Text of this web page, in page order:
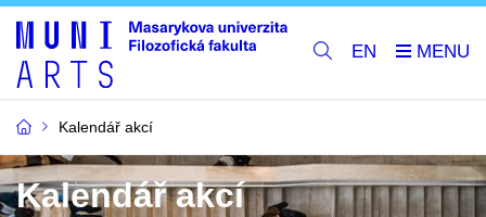
EN
Kalendář akcí
Kalendář akcí